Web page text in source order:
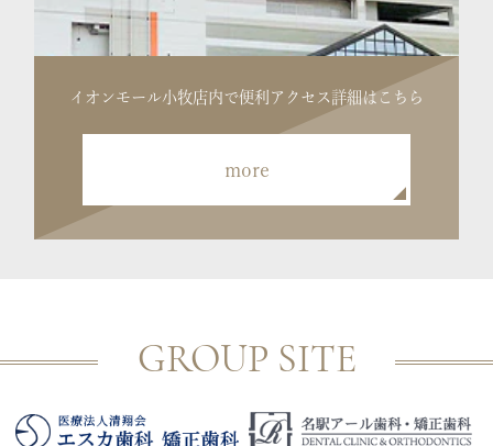
イオンモール小牧店内で便利 アクセス詳細はこちら
more
GROUP SITE